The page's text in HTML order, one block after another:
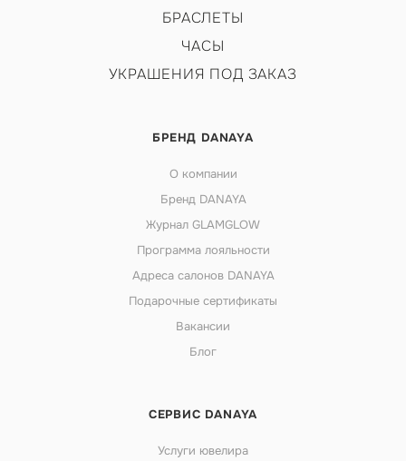
БРАСЛЕТЫ
ЧАСЫ
УКРАШЕНИЯ ПОД ЗАКАЗ
БРЕНД DANAYA
О компании
Бренд DANAYA
Журнал GLAMGLOW
Программа лояльности
Адреса салонов DANAYA
Подарочные сертификаты
Вакансии
Блог
СЕРВИС DANAYA
Услуги ювелира